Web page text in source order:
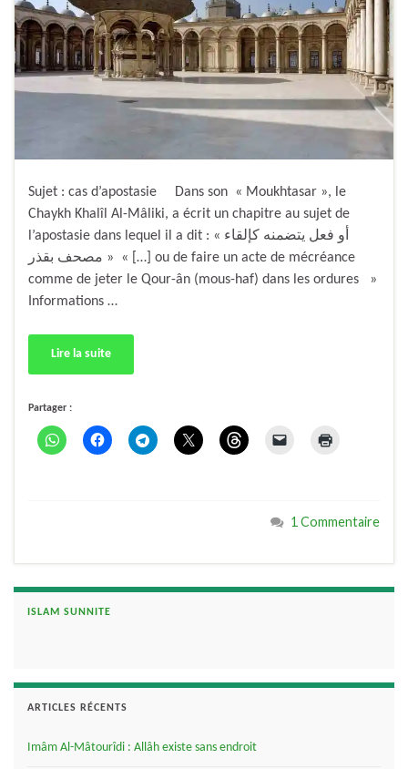
Sujet : cas d’apostasie Dans son « Moukhtasar », le
Chaykh Khalîl Al-Mâliki, a écrit un chapitre au sujet de
l’apostasie dans lequel il a dit : « أو فعل يتضمنه كإلقاء
مصحف بقذر » « […] ou de faire un acte de mécréance
comme de jeter le Qour-ân (mous-haf) dans les ordures »
Informations …
Lire la suite
Partager :
1 Commentaire
ISLAM SUNNITE
ARTICLES RÉCENTS
Imâm Al-Mâtourîdi : Allâh existe sans endroit